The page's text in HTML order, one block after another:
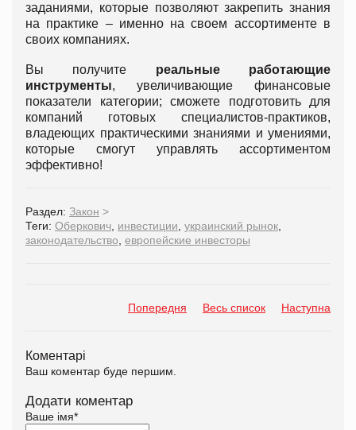
заданиями, которые позволяют закрепить знания
на практике – именно на своем ассортименте в
своих компаниях.
Вы получите реальные работающие
инструменты, увеличивающие финансовые
показатели категории; сможете подготовить для
компаний готовых специалистов-практиков,
владеющих практическими знаниями и умениями,
которые смогут управлять ассортиментом
эффективно!
Раздел: Закон >
Теги: Оберкович, инвестиции, украинский рынок,
законодательство, европейские инвесторы
Попередня Весь список Наступна
Коментарі
Ваш коментар буде першим.
Додати коментар
Ваше імя*